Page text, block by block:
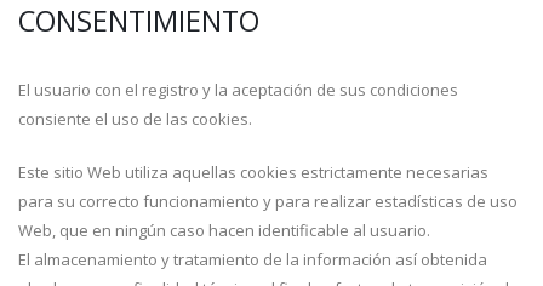
CONSENTIMIENTO
El usuario con el registro y la aceptación de sus condiciones
consiente el uso de las cookies.
Este sitio Web utiliza aquellas cookies estrictamente necesarias
para su correcto funcionamiento y para realizar estadísticas de uso
Web, que en ningún caso hacen identificable al usuario.
El almacenamiento y tratamiento de la información así obtenida